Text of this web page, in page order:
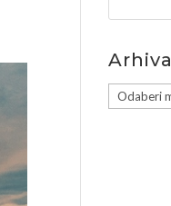
Arhiva
Arhiva